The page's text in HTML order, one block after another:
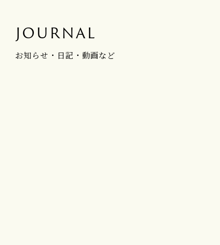
JOURNAL
お知らせ・日記・動画など